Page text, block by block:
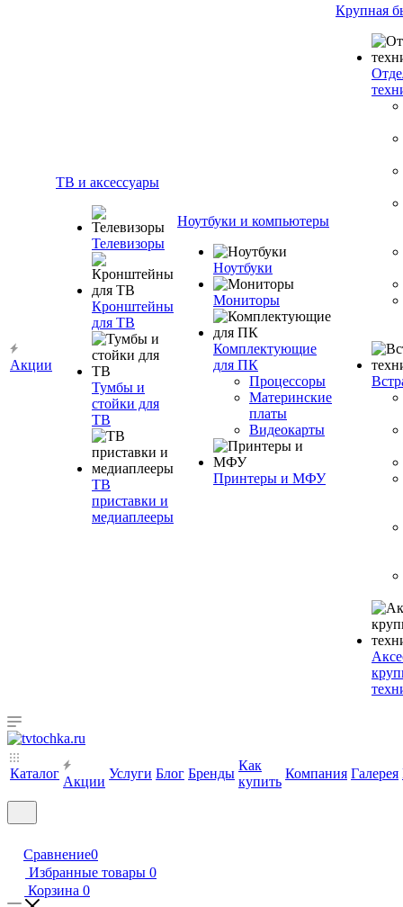
Акции
ТВ и аксессуары
Телевизоры
Кронштейны
для ТВ
Тумбы и
стойки для
ТВ
ТВ
приставки и
медиаплееры
Ноутбуки и компьютеры
Ноутбуки
Мониторы
Комплектующие
для ПК
Процессоры
Материнские
платы
Видеокарты
Принтеры и МФУ
Крупная
Каталог
Акции
Услуги Блог Бренды
Как
купить
Компания Галерея
Сравнение0
Избранные товары 0
Корзина 0